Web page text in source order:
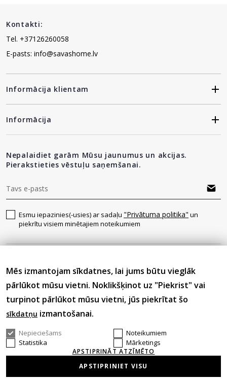
Kontakti:
Tel. +37126260058
E-pasts: info@savashome.lv
Informācija klientam
Informācija
Nepalaidiet garām Mūsu jaunumus un akcijas.
Pierakstieties vēstuļu saņemšanai.
Esmu iepazinies(-usies) ar sadaļu "Privātuma politika" un
piekrītu visiem minētajiem noteikumiem
© 2026 Visas tiesības aizsargātas.
Mēs izmantojam sīkdatnes, lai jums būtu vieglāk
pārlūkot mūsu vietni. Noklikšķinot uz "Piekrist" vai
turpinot pārlūkot mūsu vietni, jūs piekrītat šo
sīkdatņu izmantošanai.
Nepieciešams
Noteikumiem
Statistika
Mārketings
APSTIPRINĀT ATZĪMĒTO
APSTIPRINIET VISU